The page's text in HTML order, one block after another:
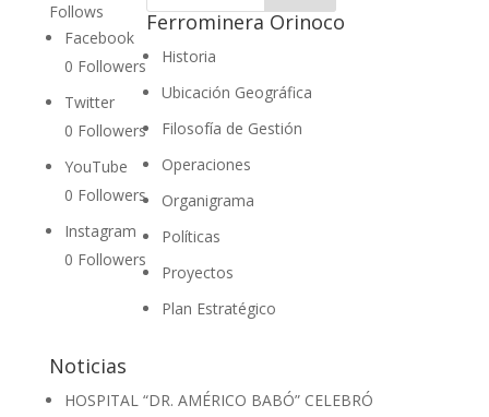
Follows
Facebook
0 Followers
Twitter
0 Followers
YouTube
0 Followers
Instagram
0 Followers
Ferrominera Orinoco
Historia
Ubicación Geográfica
Filosofía de Gestión
Operaciones
Organigrama
Políticas
Proyectos
Plan Estratégico
Noticias
HOSPITAL “DR. AMÉRICO BABÓ” CELEBRÓ